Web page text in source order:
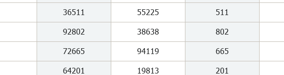
36511 55225 511
92802 38638 802
72665 94119 665
64201 19813 201